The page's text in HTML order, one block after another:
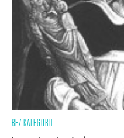
BEZ KATEGORII